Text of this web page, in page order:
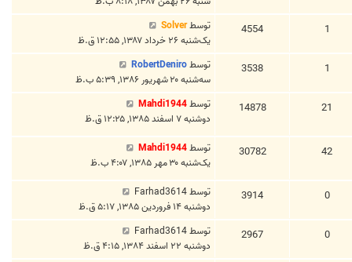
1
4554 توسطSolver
یک‌شنبه ۲۶ خرداد ۱۳۸۷, ۱۲:۵۵ ق.ظ
1
3538 توسطRobertDeniro
سه‌شنبه ۲۰ شهریور ۱۳۸۶, ۵:۳۹ ب.ظ
21
14878 توسطMahdi1944
دوشنبه ۷ اسفند ۱۳۸۵, ۱۲:۲۵ ق.ظ
42
30782 توسطMahdi1944
یک‌شنبه ۳۰ مهر ۱۳۸۵, ۴:۰۷ ب.ظ
0
3914 توسطFarhad3614
دوشنبه ۱۴ فروردین ۱۳۸۵, ۵:۱۷ ق.ظ
0
2967 توسطFarhad3614
دوشنبه ۲۲ اسفند ۱۳۸۴, ۴:۱۵ ق.ظ